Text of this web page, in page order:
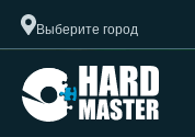
Выберите город